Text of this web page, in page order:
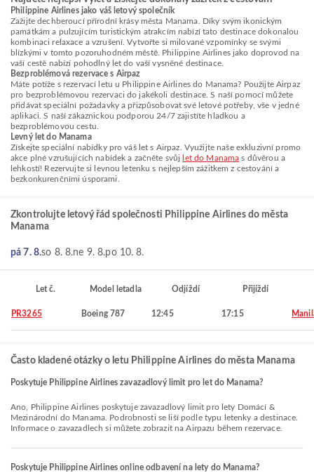
Philippine Airlines jako váš letový společník
Zažijte dechberoucí přírodní krásy města Manama. Díky svým ikonickým
památkám a pulzujícím turistickým atrakcím nabízí tato destinace dokonalou
kombinaci relaxace a vzrušení. Vytvořte si milované vzpomínky se svými
blízkými v tomto pozoruhodném městě. Philippine Airlines jako doprovod na
vaší cestě nabízí pohodlný let do vaší vysněné destinace.
Bezproblémová rezervace s Airpaz
Máte potíže s rezervací letu u Philippine Airlines do Manama? Použijte Airpaz
pro bezproblémovou rezervaci do jakékoli destinace. S naší pomocí můžete
přidávat speciální požadavky a přizpůsobovat své letové potřeby, vše v jedné
aplikaci. S naší zákaznickou podporou 24/7 zajistíte hladkou a
bezproblémovou cestu.
Levný let do Manama
Získejte speciální nabídky pro váš let s Airpaz. Využijte naše exkluzivní promo
akce plné vzrušujících nabídek a začněte svůj
let do Manama s důvěrou a
lehkostí! Rezervujte si levnou letenku s nejlepším zážitkem z cestování a
bezkonkurenčními úsporami.
Zkontrolujte letový řád společnosti Philippine Airlines do města
Manama
pá 7. 8.so 8. 8.ne 9. 8.po 10. 8.
Let č. Model letadla Odjíždí Přijíždí
PR3265 Boeing 787 12:45 17:15
Často kladené otázky o letu Philippine Airlines do města Manama
Poskytuje Philippine Airlines zavazadlový limit pro let do Manama?
Ano, Philippine Airlines poskytuje zavazadlový limit pro lety Domácí &
Mezinárodní do Manama. Podrobnosti se liší podle typu letenky a destinace.
Informace o zavazadlech si můžete zobrazit na Airpazu během rezervace.
Poskytuje Philippine Airlines online odbavení na lety do Manama?